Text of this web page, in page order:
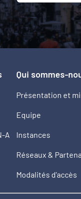
A
Qui sommes-
Présentation et
Equipe
Instances
Réseaux &
Modalités d'accès